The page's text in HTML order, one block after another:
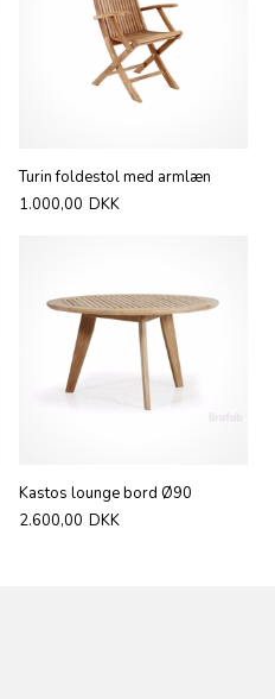
Turin foldestol med armlæn
1.000,00 DKK
Kastos lounge bord Ø90
2.600,00 DKK